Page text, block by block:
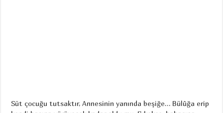
Süt çocuğu tutsaktır, Annesinin yanında beşiğe… Bülûğa erip